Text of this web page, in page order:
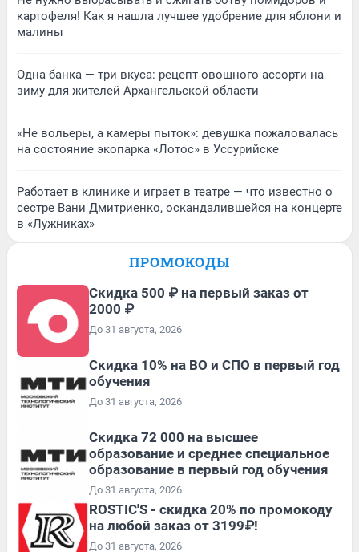
картофеля! Как я нашла лучшее удобрение для яблони и
малины
Одна банка — три вкуса: рецепт овощного ассорти на
зиму для жителей Архангельской области
«Не вольеры, а камеры пыток»: девушка пожаловалась
на состояние экопарка «Лотос» в Уссурийске
Работает в клинике и играет в театре — что известно о
сестре Вани Дмитриенко, оскандалившейся на концерте
в «Лужниках»
ПРОМОКОДЫ
Скидка 500 ₽ на первый заказ от
2000 ₽
До 31 августа, 2026
Скидка 10% на ВО и СПО в первый год
обучения
До 31 августа, 2026
Скидка 72 000 на высшее
образование и среднее специальное
образование в первый год обучения
До 31 августа, 2026
ROSTIC'S - скидка 20% по промокоду
на любой заказ от 3199₽!
До 31 августа, 2026